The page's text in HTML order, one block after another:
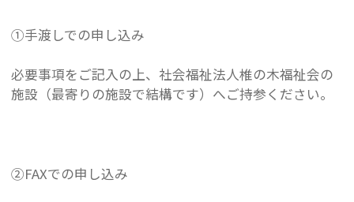
➀手渡しでの申し込み
必要事項をご記入の上、社会福祉法人椎の木福祉会の
施設（最寄りの施設で結構です）へご持参ください。
②FAXでの申し込み